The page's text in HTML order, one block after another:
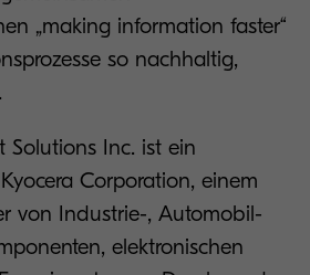
„making information faster“
so nachhaltig,
Solutions Inc. ist ein
Corporation, einem
von Industrie-, Automobil-
elektronischen